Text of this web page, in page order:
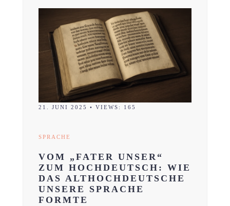
21. JUNI 2025 • VIEWS: 165
SPRACHE
VOM „FATER UNSER“
ZUM HOCHDEUTSCH: WIE
DAS ALTHOCHDEUTSCHE
UNSERE SPRACHE
FORMTE